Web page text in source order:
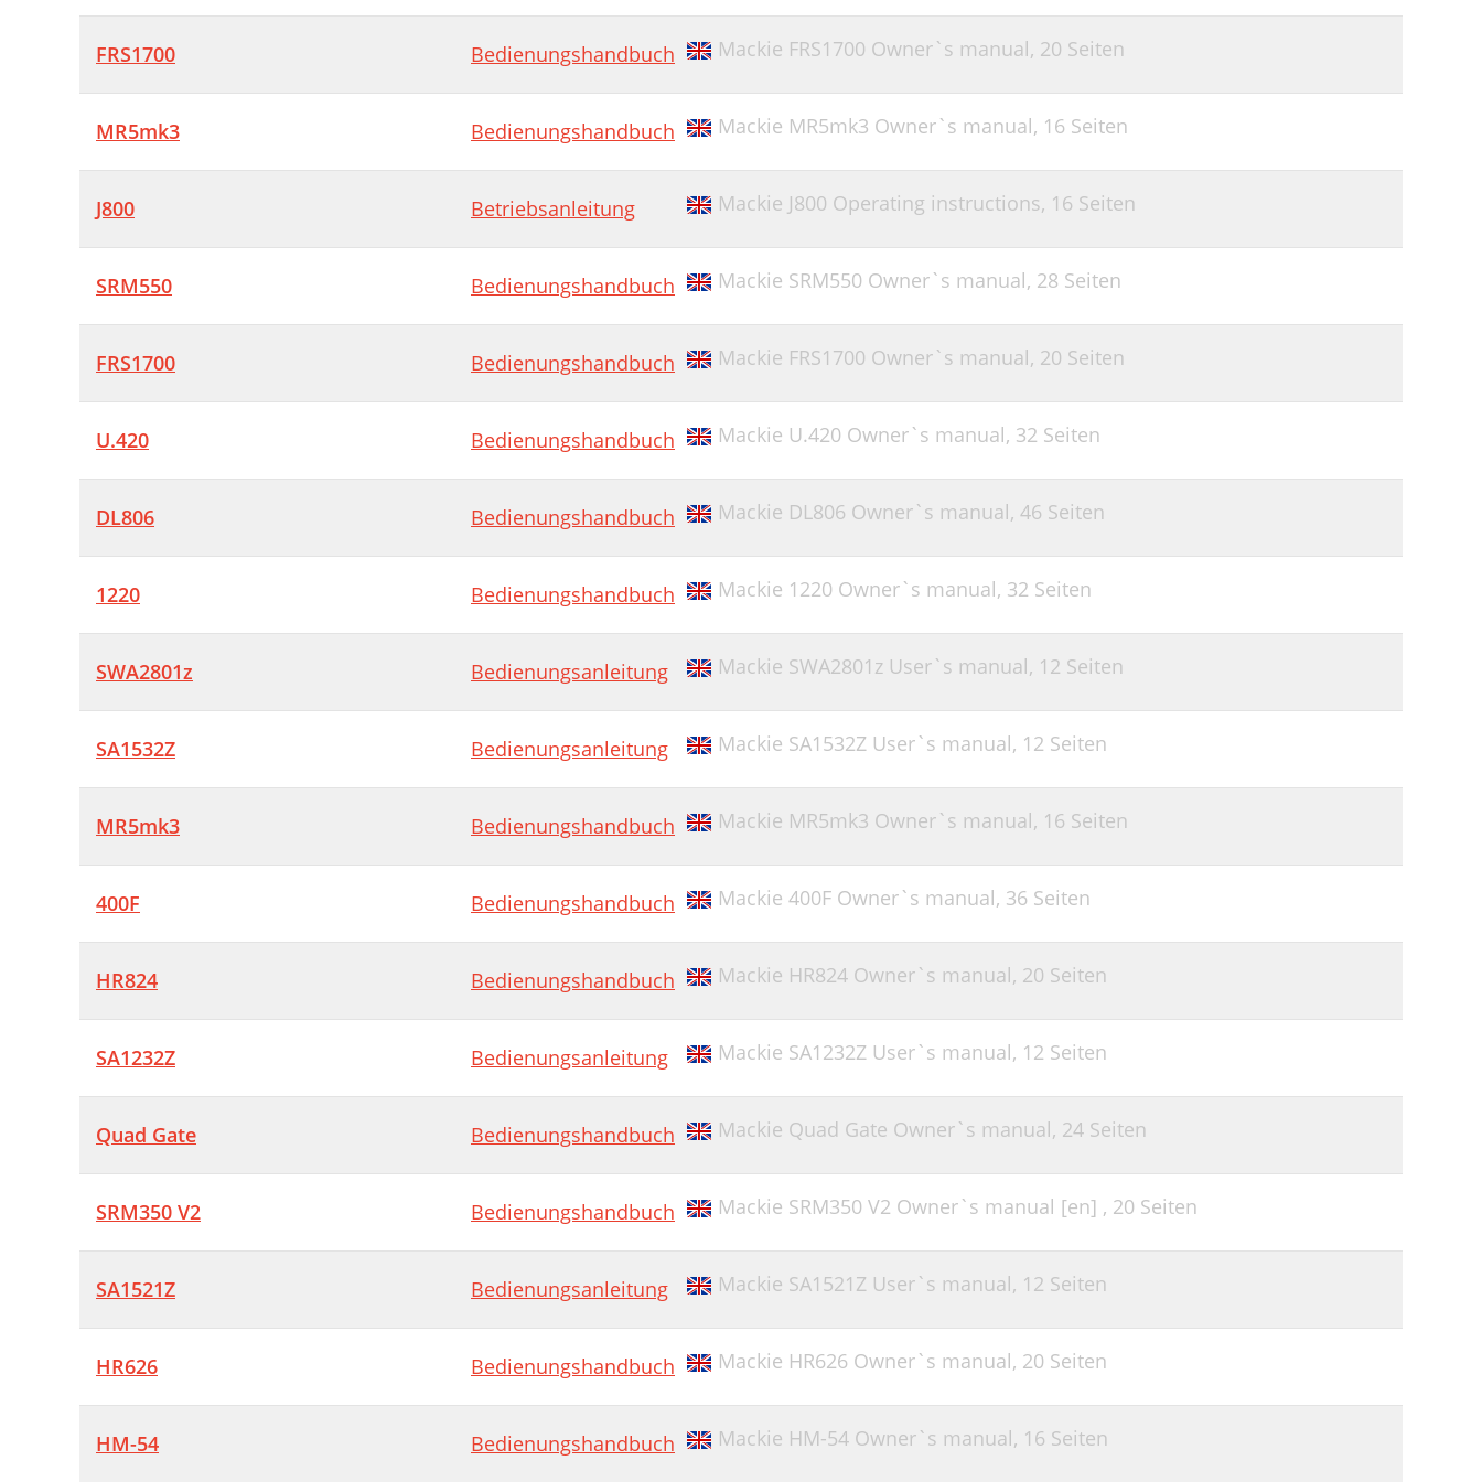
FRS1700 Bedienungshandbuch Mackie FRS1700 Owner`s manual, 20 Seiten
MR5mk3 Bedienungshandbuch Mackie MR5mk3 Owner`s manual, 16 Seiten
J800 Betriebsanleitung Mackie J800 Operating instructions, 16 Seiten
SRM550 Bedienungshandbuch Mackie SRM550 Owner`s manual, 28 Seiten
FRS1700 Bedienungshandbuch Mackie FRS1700 Owner`s manual, 20 Seiten
U.420 Bedienungshandbuch Mackie U.420 Owner`s manual, 32 Seiten
DL806 Bedienungshandbuch Mackie DL806 Owner`s manual, 46 Seiten
1220 Bedienungshandbuch Mackie 1220 Owner`s manual, 32 Seiten
SWA2801z Bedienungsanleitung Mackie SWA2801z User`s manual, 12 Seiten
SA1532Z Bedienungsanleitung Mackie SA1532Z User`s manual, 12 Seiten
MR5mk3 Bedienungshandbuch Mackie MR5mk3 Owner`s manual, 16 Seiten
400F Bedienungshandbuch Mackie 400F Owner`s manual, 36 Seiten
HR824 Bedienungshandbuch Mackie HR824 Owner`s manual, 20 Seiten
SA1232Z Bedienungsanleitung Mackie SA1232Z User`s manual, 12 Seiten
Quad Gate Bedienungshandbuch Mackie Quad Gate Owner`s manual, 24 Seiten
SRM350 V2 Bedienungshandbuch Mackie SRM350 V2 Owner`s manual [en] , 20 Seiten
SA1521Z Bedienungsanleitung Mackie SA1521Z User`s manual, 12 Seiten
HR626 Bedienungshandbuch Mackie HR626 Owner`s manual, 20 Seiten
HM-54 Bedienungshandbuch Mackie HM-54 Owner`s manual, 16 Seiten